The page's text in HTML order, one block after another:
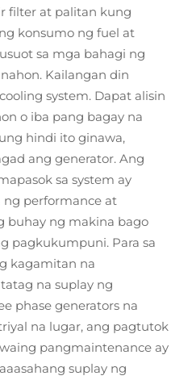
filter at palitan kung
konsumo ng fuel at
sa mga bahagi ng
Kailangan din
system. Dapat alisin
o iba pang bagay na
hindi ito ginawa,
ang generator. Ang
sa system ay
performance at
buhay ng makina bago
pagkukumpuni. Para sa
kagamitan na
na suplay ng
phase generators na
na lugar, ang pagtutok
pangmaintenance ay
suplay ng